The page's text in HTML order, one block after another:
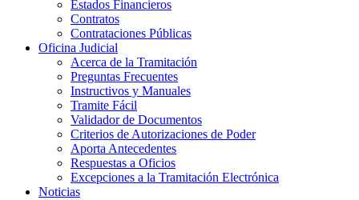
Estados Financieros
Contratos
Contrataciones Públicas
Oficina Judicial
Acerca de la Tramitación
Preguntas Frecuentes
Instructivos y Manuales
Tramite Fácil
Validador de Documentos
Criterios de Autorizaciones de Poder
Aporta Antecedentes
Respuestas a Oficios
Excepciones a la Tramitación Electrónica
Noticias